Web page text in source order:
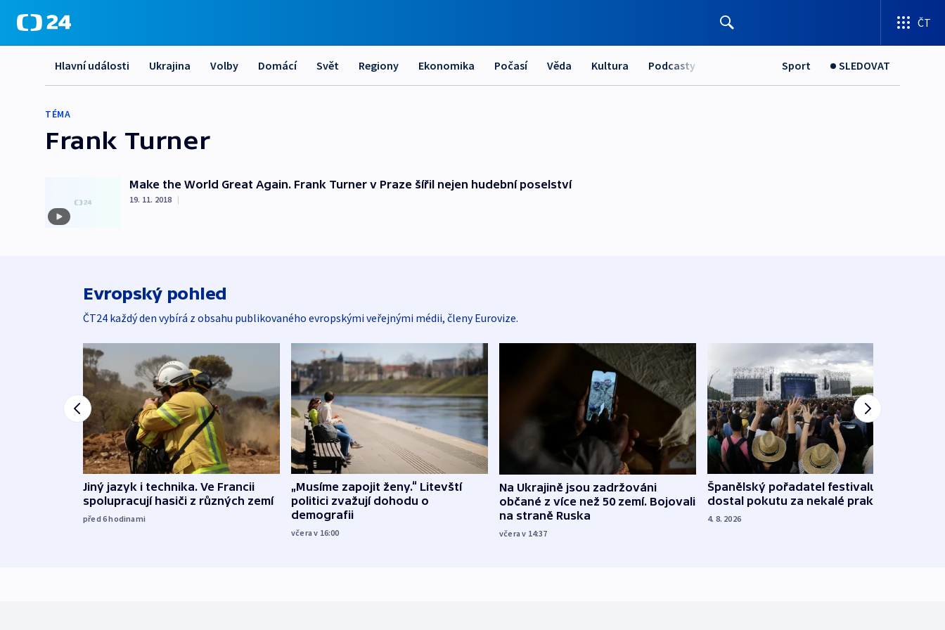
ČT
Hlavní události Ukrajina Volby Domácí Svět Regiony Ekonomika Počasí Věda Kultura Podcasty Sport SLEDOVAT
TÉMA
Frank Turner
Make the World Great Again. Frank Turner v Praze šířil nejen hudební poselství
19. 11. 2018 |
Evropský pohled
ČT24 každý den vybírá z obsahu publikovaného evropskými veřejnými médii, členy Eurovize.
Jiný jazyk i technika. Ve Francii
spolupracují hasiči z různých zemí
před 6hodinami
„Musíme zapojit ženy.“ Litevští
politici zvažují dohodu o
demografii
včera v 16:00
Na Ukrajině jsou zadržováni
občané z více než 50 zemí. Bojovali
na straně Ruska
včera v 14:37
Španělský pořadatel festivalu
dostal pokutu za nekalé praktiky
4. 8. 2026